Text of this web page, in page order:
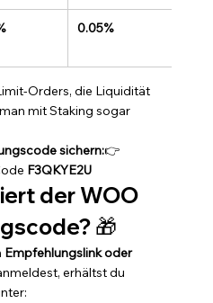
0.05%
Orders, die Liquidität
mit Staking sogar
sichern:👉
F3QKYE2U
der WOO
🎁
Empfehlungslink oder
erhältst du